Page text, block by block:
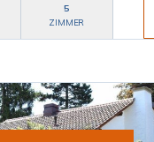
5
ZIMMER